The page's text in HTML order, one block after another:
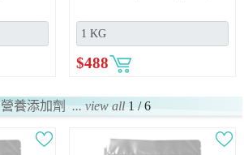
$488
營養添加劑 ... view all 1 / 6